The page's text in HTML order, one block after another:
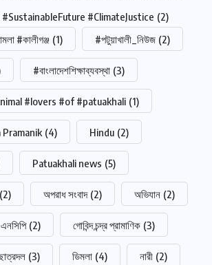
#ClimateJustice (2)
#কালীগঞ্জ (1) #পটুয়াখালী_নিউজ (2)
#বাংলাদেশশিক্ষাব্যবস্থা (3)
#lovers #of #patuakhali (1)
Pramanik (4) Hindu (2)
Patuakhali news (5)
(2) অপরাধ সংবাদ (2) অভিযান (2)
এনসিপি (2) গোবিন্দ চন্দ্র প্রামাণিক (3)
(3) ডিমলা (4) নারী (2)